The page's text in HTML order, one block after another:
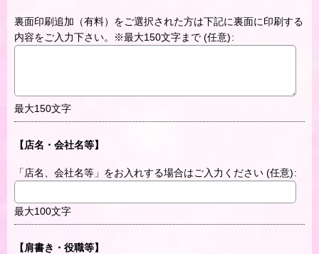
裏面印刷追加（有料）をご選択された方は下記に裏面に印刷する
内容をご入力下さい。※最大150文字まで (任意):
最大150文字
【店名・会社名等】
「店名、会社名等」をお入れする場合はご入力ください (任意):
最大100文字
【肩書き・役職等】